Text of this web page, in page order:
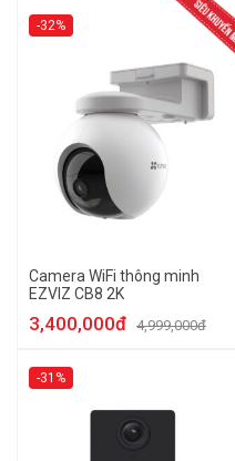
-32%
Camera WiFi thông minh
EZVIZ CB8 2K
3,400,000đ 4,999,000đ
-31%